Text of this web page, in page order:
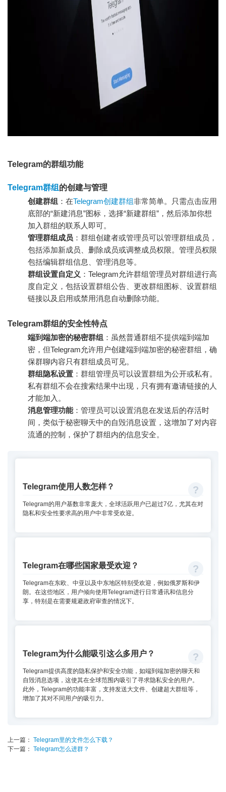
Telegram的群组功能
Telegram群组 的创建与管理
创建群组 ：在Telegram创建群组非常简单。只需点击应用
底部的“新建消息”图标，选择“新建群组”，然后添加你想
加入群组的联系人即可。
管理群组成员 ：群组创建者或管理员可以管理群组成员，
包括添加新成员、删除成员或调整成员权限。管理员权限
包括编辑群组信息、管理消息等。
群组设置自定义 ：Telegram允许群组管理员对群组进行高
度自定义，包括设置群组公告、更改群组图标、设置群组
链接以及启用或禁用消息自动删除功能。
Telegram群组的安全性特点
端到端加密的秘密群组 ：虽然普通群组不提供端到端加
密，但Telegram允许用户创建端到端加密的秘密群组，确
保群聊内容只有群组成员可见。
群组隐私设置 ：群组管理员可以设置群组为公开或私有。
私有群组不会在搜索结果中出现，只有拥有邀请链接的人
才能加入。
消息管理功能：管理员可以设置消息在发送后的存活时
间，类似于秘密聊天中的自毁消息设置，这增加了对内容
流通的控制，保护了群组内的信息安全。
Telegram使用人数怎样？
Telegram的用户基数非常庞大，全球活跃用户已超过7亿，尤其在对
隐私和安全性要求高的用户中非常受欢迎。
Telegram在哪些国家最受欢迎？
Telegram在东欧、中亚以及中东地区特别受欢迎，例如俄罗斯和伊
朗。在这些地区，用户倾向使用Telegram进行日常通讯和信息分
享，特别是在需要规避政府审查的情况下。
Telegram为什么能吸引这么多用户？
Telegram提供高度的隐私保护和安全功能，如端到端加密的聊天和
自毁消息选项，这使其在全球范围内吸引了寻求隐私安全的用户。
此外，Telegram的功能丰富，支持发送大文件、创建超大群组等，
增加了其对不同用户的吸引力。
上一篇： Telegram里的文件怎么下载？
下一篇： Telegram怎么进群？